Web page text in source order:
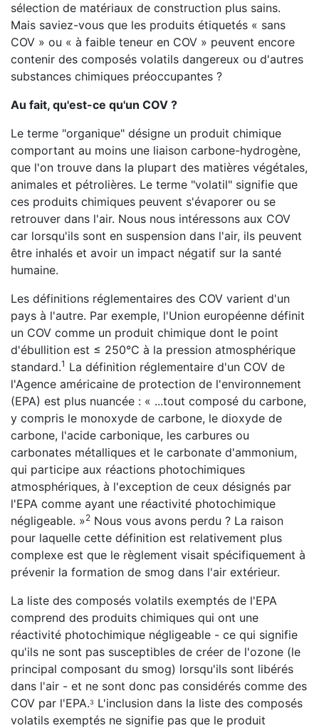
sélection de matériaux de construction plus sains.
Mais saviez-vous que les produits étiquetés « sans
COV » ou « à faible teneur en COV » peuvent encore
contenir des composés volatils dangereux ou d'autres
substances chimiques préoccupantes ?
Au fait, qu'est-ce qu'un COV ?
Le terme "organique" désigne un produit chimique
comportant au moins une liaison carbone-hydrogène,
que l'on trouve dans la plupart des matières végétales,
animales et pétrolières. Le terme "volatil" signifie que
ces produits chimiques peuvent s'évaporer ou se
retrouver dans l'air. Nous nous intéressons aux COV
car lorsqu'ils sont en suspension dans l'air, ils peuvent
être inhalés et avoir un impact négatif sur la santé
humaine.
Les définitions réglementaires des COV varient d'un
pays à l'autre. Par exemple, l'Union européenne définit
un COV comme un produit chimique dont le point
d'ébullition est ≤ 250°C à la pression atmosphérique
standard.1 La définition réglementaire d'un COV de
l'Agence américaine de protection de l'environnement
(EPA) est plus nuancée : « ...tout composé du carbone,
y compris le monoxyde de carbone, le dioxyde de
carbone, l'acide carbonique, les carbures ou
carbonates métalliques et le carbonate d'ammonium,
qui participe aux réactions photochimiques
atmosphériques, à l'exception de ceux désignés par
l'EPA comme ayant une réactivité photochimique
négligeable. »2 Nous vous avons perdu ? La raison
pour laquelle cette définition est relativement plus
complexe est que le règlement visait spécifiquement à
prévenir la formation de smog dans l'air extérieur.
La liste des composés volatils exemptés de l'EPA
comprend des produits chimiques qui ont une
réactivité photochimique négligeable - ce qui signifie
qu'ils ne sont pas susceptibles de créer de l'ozone (le
principal composant du smog) lorsqu'ils sont libérés
dans l'air - et ne sont donc pas considérés comme des
COV par l'EPA.3
L'inclusion dans la liste des composés
volatils exemptés ne signifie pas que le produit